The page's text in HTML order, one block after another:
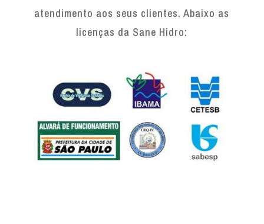
atendimento aos seus clientes. Abaixo as
licenças da Sane Hidro: